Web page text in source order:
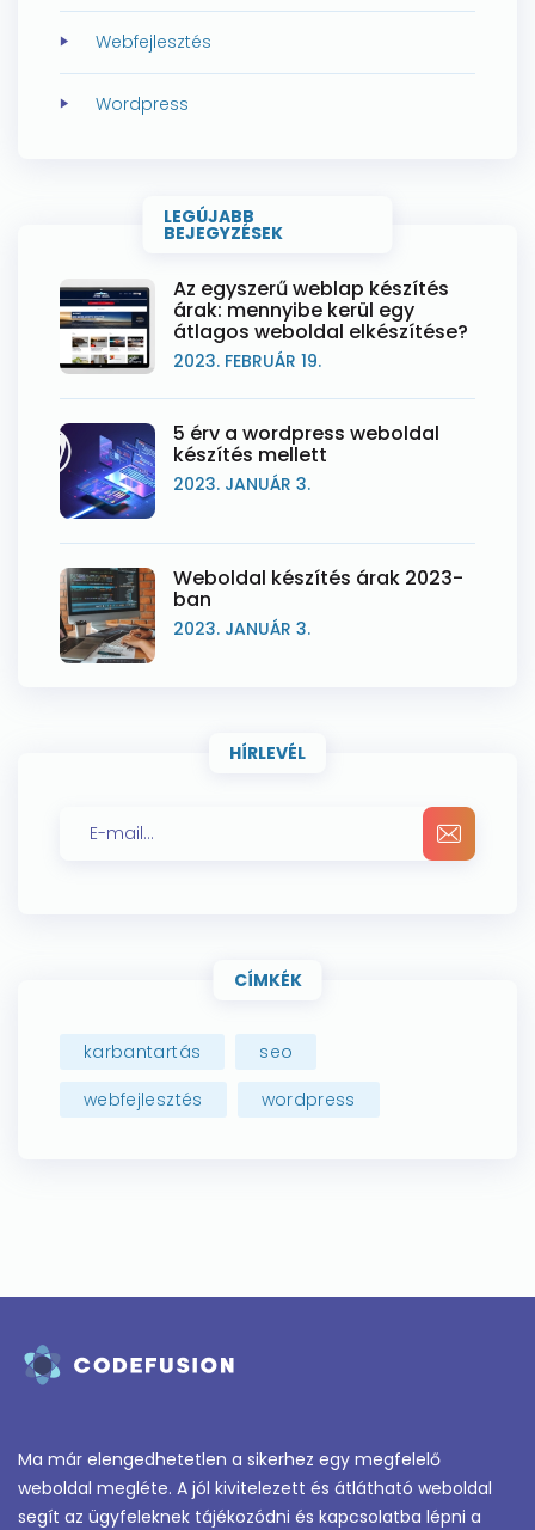
Webfejlesztés
Wordpress
LEGÚJABB
BEJEGYZÉSEK
Az egyszerű weblap készítés
árak: mennyibe kerül egy
átlagos weboldal elkészítése?
2023. FEBRUÁR 19.
5 érv a wordpress weboldal
készítés mellett
2023. JANUÁR 3.
Weboldal készítés árak 2023-
ban
2023. JANUÁR 3.
HÍRLEVÉL
CÍMKÉK
karbantartás
seo
webfejlesztés
wordpress
Ma már elengedhetetlen a sikerhez egy megfelelő
weboldal megléte. A jól kivitelezett és átlátható weboldal
segít az ügyfeleknek tájékozódni és kapcsolatba lépni a